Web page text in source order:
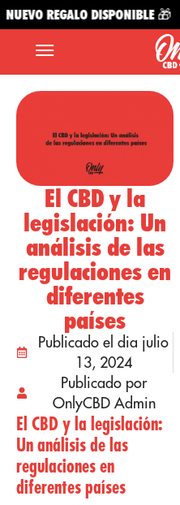
REGALO DISPONIBLE 🎁
El CBD y la
legislación: Un
análisis de las
regulaciones en
diferentes
países
Publicado el dia julio
13, 2024
Publicado por
OnlyCBD Admin
El CBD y la legislación:
Un análisis de las
regulaciones en
diferentes países